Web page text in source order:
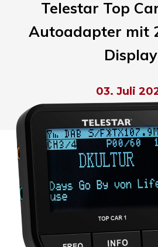
Telestar Top
Autoadapter mit
Display
03. Juli